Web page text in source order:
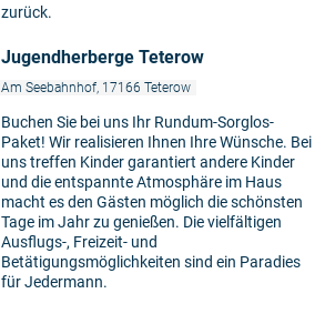
zurück.
Jugendherberge Teterow
Am Seebahnhof, 17166 Teterow
Buchen Sie bei uns Ihr Rundum-Sorglos-
Paket! Wir realisieren Ihnen Ihre Wünsche. Bei
uns treffen Kinder garantiert andere Kinder
und die entspannte Atmosphäre im Haus
macht es den Gästen möglich die schönsten
Tage im Jahr zu genießen. Die vielfältigen
Ausflugs-, Freizeit- und
Betätigungsmöglichkeiten sind ein Paradies
für Jedermann.